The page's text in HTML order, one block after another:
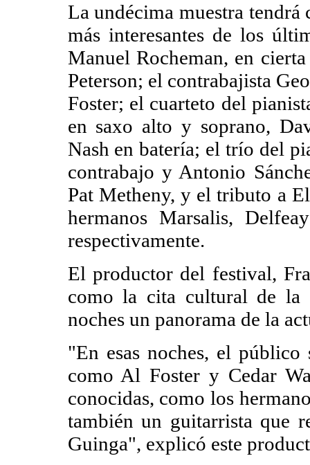
La undécima muestra
más interesantes de los
Manuel Rocheman, en
Peterson; el contrabajista
Foster; el cuarteto del
en saxo alto y soprano,
Nash en batería; el trío del
contrabajo y Antonio
Pat Metheny, y el tributo a
hermanos Marsalis,
respectivamente.
El productor del festival,
como la cita cultural de la
noches un panorama de la
"En esas noches, el público
como Al Foster y Cedar
conocidas, como los
también un guitarrista que
Guinga", explicó este